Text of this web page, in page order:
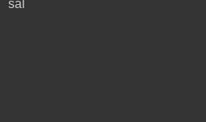
sal